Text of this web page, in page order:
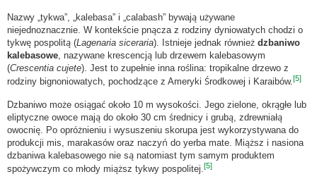
Nazwy „tykwa”, „kalebasa” i „calabash” bywają używane
niejednoznacznie. W kontekście pnącza z rodziny dyniowatych chodzi o
tykwę pospolitą (Lagenaria siceraria). Istnieje jednak również dzbaniwo
kalebasowe , nazywane krescencją lub drzewem kalebasowym
(Crescentia cujete). Jest to zupełnie inna roślina: tropikalne drzewo z
rodziny bignoniowatych, pochodzące z Ameryki Środkowej i Karaibów.[5]
Dzbaniwo może osiągać około 10 m wysokości. Jego zielone, okrągłe lub
eliptyczne owoce mają do około 30 cm średnicy i grubą, zdrewniałą
owocnię. Po opróżnieniu i wysuszeniu skorupa jest wykorzystywana do
produkcji mis, marakasów oraz naczyń do yerba mate. Miąższ i nasiona
dzbaniwa kalebasowego nie są natomiast tym samym produktem
spożywczym co młody miąższ tykwy pospolitej.[5]